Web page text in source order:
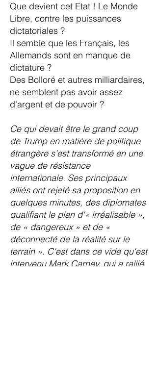
Que devient cet Etat ! Le Monde
Libre, contre les puissances
dictatoriales ?
Il semble que les Français, les
Allemands sont en manque de
dictature ?
Des Bolloré et autres milliardaires,
ne semblent pas avoir assez
d'argent et de pouvoir ?
Ce qui devait être le grand coup
de Trump en matière de politique
étrangère s'est transformé en une
vague de résistance
internationale. Ses principaux
alliés ont rejeté sa proposition en
quelques minutes, des diplomates
qualifiant le plan d'« irréalisable »,
de « dangereux » et de «
déconnecté de la réalité sur le
terrain ». C'est dans ce vide qu'est
intervenu Mark Carney, qui a rallié